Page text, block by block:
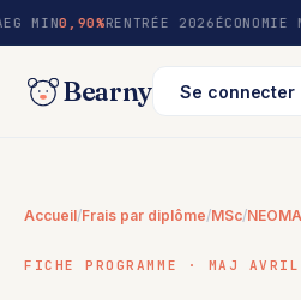
contenu
MIN0,90%RENTRÉE 2026 ÉCONOMIE
Bearny Se connecter
Accueil/Frais par diplôme/MSc/NEOMA
FICHE PROGRAMME · MAJ